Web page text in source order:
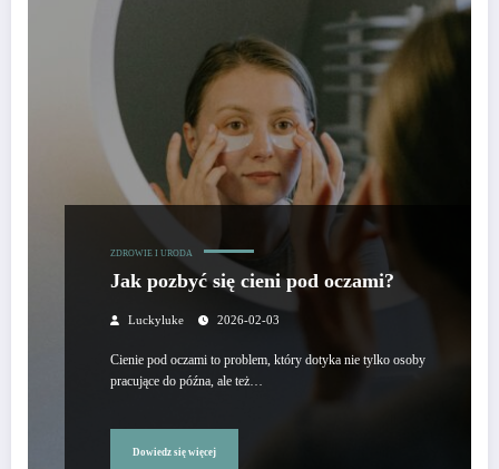
ZDROWIE I URODA
Jak pozbyć się cieni pod oczami?
Luckyluke 2026-02-03
Cienie pod oczami to problem, który dotyka nie tylko osoby
pracujące do późna, ale też…
Dowiedz się więcej